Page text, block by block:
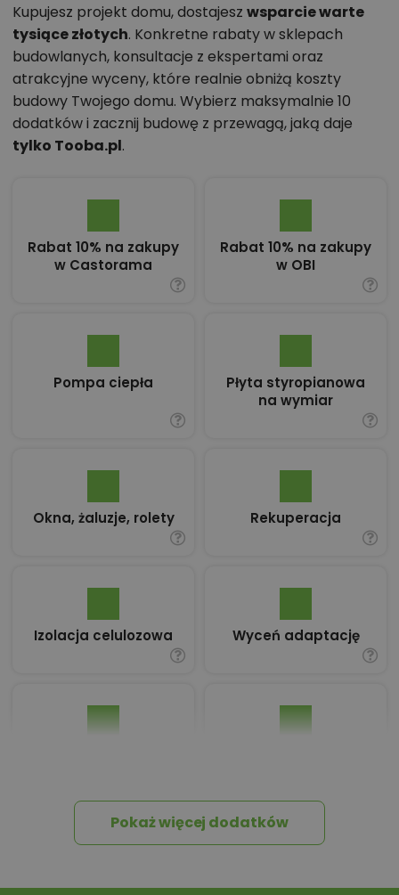
Kupujesz projekt domu, dostajesz wsparcie warte
tysiące złotych. Konkretne rabaty w sklepach
budowlanych, konsultacje z ekspertami oraz
atrakcyjne wyceny, które realnie obniżą koszty
budowy Twojego domu. Wybierz maksymalnie 10
dodatków i zacznij budowę z przewagą, jaką daje
tylko Tooba.pl.
Rabat 10% na zakupy
w Castorama
Rabat 10% na zakupy
w OBI
Pompa ciepła
Płyta styropianowa
na wymiar
Okna, żaluzje, rolety Rekuperacja
Izolacja celulozowa Wyceń adaptację
Tablica informacyjna
Przydomowa
Pokaż więcej dodatków